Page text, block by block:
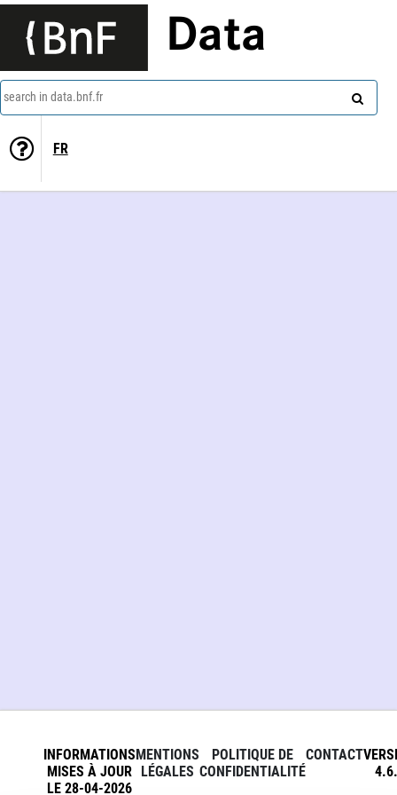
Data
search in data.bnf.fr
FR
INFORMATIONS
MISES À JOUR
LE 28-04-2026
MENTIONS
LÉGALES
POLITIQUE DE
CONFIDENTIALITÉ
CONTACT